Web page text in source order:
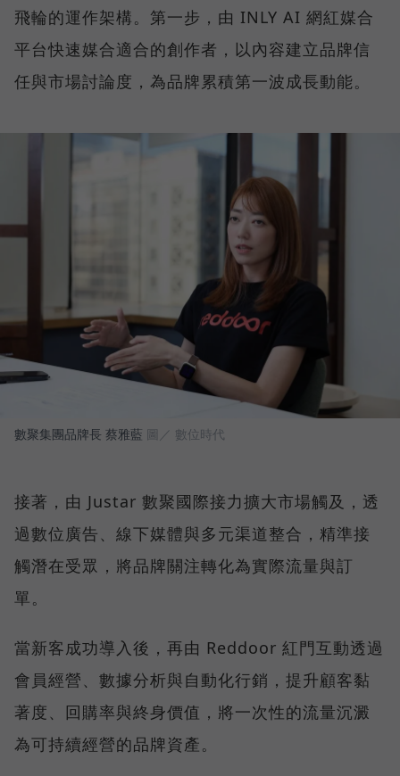
飛輪的運作架構。第一步，由 INLY AI 網紅媒合
平台快速媒合適合的創作者，以內容建立品牌信
任與市場討論度，為品牌累積第一波成長動能。
數聚集團品牌長 蔡雅藍 圖／ 數位時代
接著，由 Justar 數聚國際接力擴大市場觸及，透
過數位廣告、線下媒體與多元渠道整合，精準接
觸潛在受眾，將品牌關注轉化為實際流量與訂
單。
當新客成功導入後，再由 Reddoor 紅門互動透過
會員經營、數據分析與自動化行銷，提升顧客黏
著度、回購率與終身價值，將一次性的流量沉澱
為可持續經營的品牌資產。